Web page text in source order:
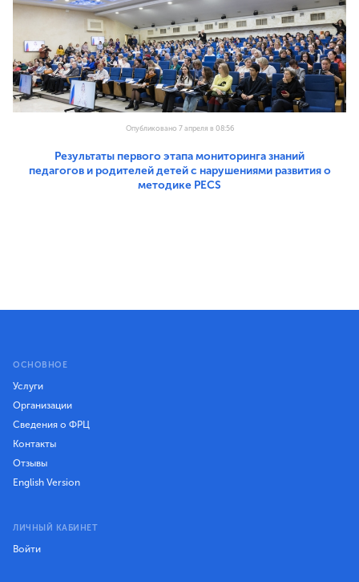
Опубликовано 7 апреля в 08:56
Результаты первого этапа мониторинга знаний
педагогов и родителей детей с нарушениями развития о
методике PECS
ОСНОВНОЕ
Услуги
Организации
Сведения о ФРЦ
Контакты
Отзывы
English Version
ЛИЧНЫЙ КАБИНЕТ
Войти